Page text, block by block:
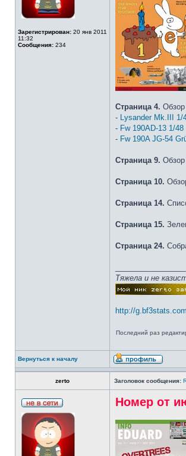
Зарегистрирован: 20 янв 2011
11:32
Сообщения: 234
Страница 4. Обзор
- Lysander Mk.III 1/
- Fw 190AD-13 1/48
- Fw 190A JG-54
Страница 9. Обзор
Страница 10.
Страница 14.
Страница 15.
Страница 24.
Тяжела и не
http://
Последний раз
Вернуться к началу
zerto Заголовок сообщения:
Номер от